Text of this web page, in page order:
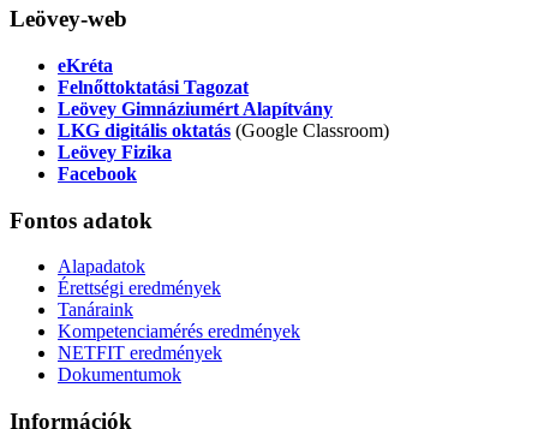
Leövey-web
eKréta
Felnőttoktatási Tagozat
Leövey Gimnáziumért Alapítvány
LKG digitális oktatás (Google Classroom)
Leövey Fizika
Facebook
Fontos adatok
Alapadatok
Érettségi eredmények
Tanáraink
Kompetenciamérés eredmények
NETFIT eredmények
Dokumentumok
Információk